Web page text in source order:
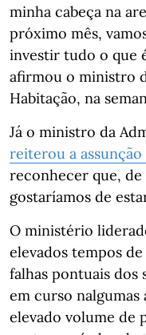
minha cabeça na
próximo mês,
investir tudo o que
afirmou o ministro
Habitação, na
Já o ministro da
reiterou a
reconhecer que,
gostaríamos de
O ministério
elevados tempos
falhas pontuais dos
em curso nalgumas
elevado volume de